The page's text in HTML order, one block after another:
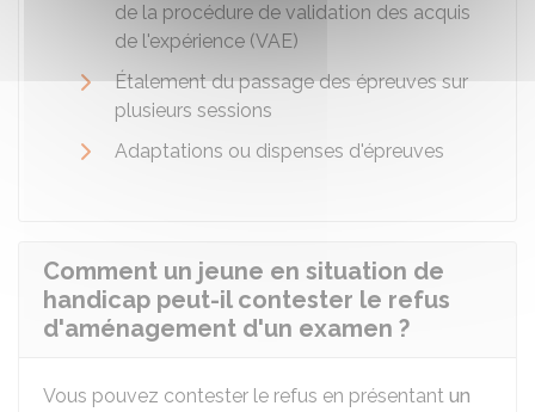
de la procédure de validation des acquis
de l'expérience (VAE)
Étalement du passage des épreuves sur
plusieurs sessions
Adaptations ou dispenses d'épreuves
Comment un jeune en situation de
handicap peut-il contester le refus
d'aménagement d'un examen ?
Vous pouvez contester le refus en présentant un